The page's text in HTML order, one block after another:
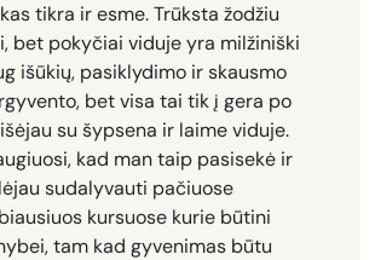
tikra ir esme. Trūksta žodžiu
bet pokyčiai viduje yra milžiniški
išūkių, pasiklydimo ir skausmo
bet visa tai tik į gera po
su šypsena ir laime viduje.
kad man taip pasisekė ir
sudalyvauti pačiuose
kursuose kurie būtini
tam kad gyvenimas būtu